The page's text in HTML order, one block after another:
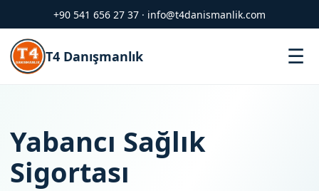
+90 541 656 27 37 · info@t4danismanlik.com
T4 Danışmanlık ☰
Yabancı Sağlık
Sigortası